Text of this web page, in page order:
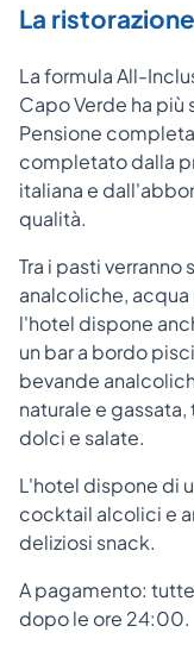
La ristorazione
La formula All-
Capo Verde ha più
Pensione
completato dalla
italiana e
qualità.
Tra i pasti
analcoliche, acqua
l'hotel dispone
un bar a bordo
bevande
naturale e
dolci e salate.
L'hotel dispone di
cocktail alcolici e
deliziosi snack.
A pagamento:
dopo le ore 24:00.